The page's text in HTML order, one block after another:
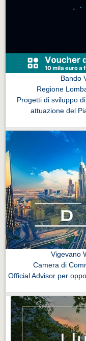
Eventi
Eventi Pavia
Bando
Regione
Progetti di sviluppo
attuazione del
Vigevano
Camera di
Official Advisor per